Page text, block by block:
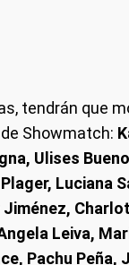
tendrán que
Showmatch:
Ulises
Luciana
Leiva,
Pachu Peña,